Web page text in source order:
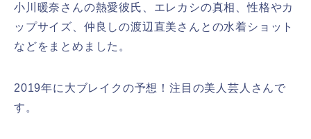
小川暖奈さんの熱愛彼氏、エレカシの真相、性格やカ
ップサイズ、仲良しの渡辺直美さんとの水着ショット
などをまとめました。
2019年に大ブレイクの予想！注目の美人芸人さんで
す。